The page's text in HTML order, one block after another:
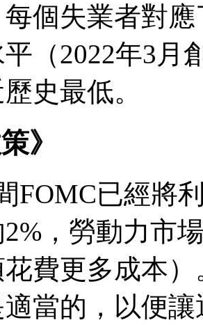
個失業者對
（2022年3月
史最低。
》
FOMC已經將
，勞動力市
費更多成本
當的，以便